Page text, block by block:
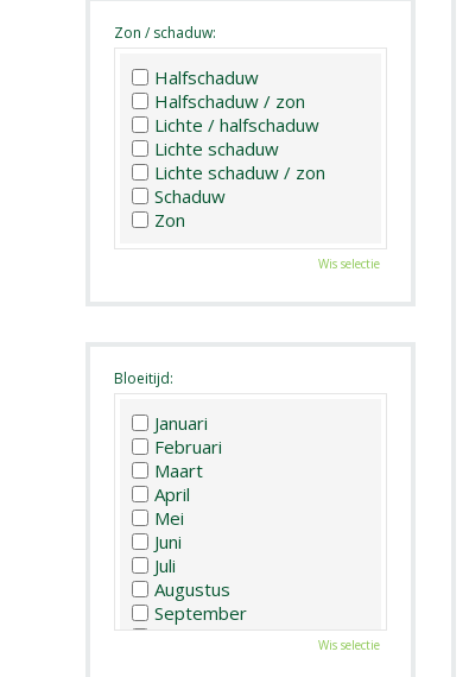
Zon / schaduw:
Halfschaduw
Halfschaduw / zon
Lichte / halfschaduw
Lichte schaduw
Lichte schaduw / zon
Schaduw
Zon
Wis selectie
Bloeitijd:
Januari
Februari
Maart
April
Mei
Juni
Juli
Augustus
September
Oktober
Wis selectie